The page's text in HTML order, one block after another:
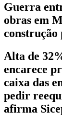
Guerra
obras em
construção
Alta de
encarece
caixa das
pedir
afirma